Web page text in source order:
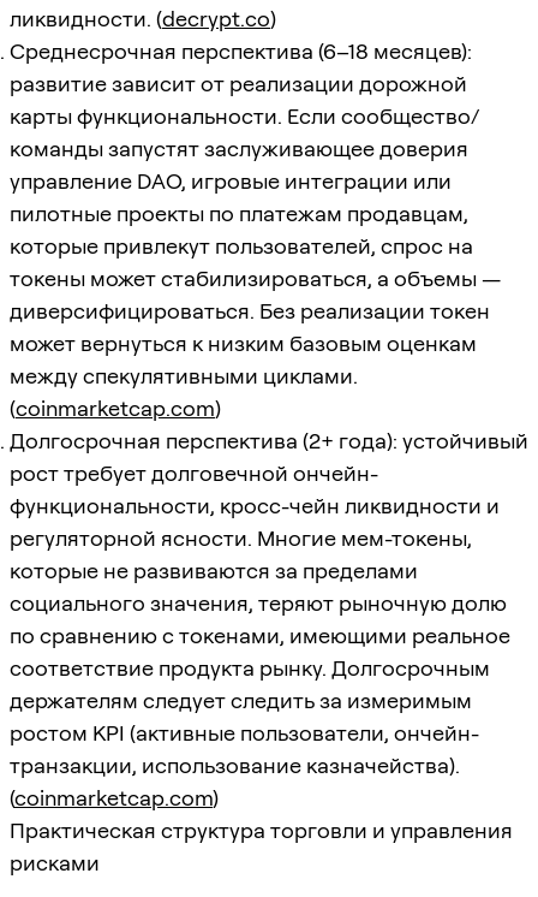
ликвидности. (decrypt.co)
Среднесрочная перспектива (6–18 месяцев):
развитие зависит от реализации дорожной
карты функциональности. Если сообщество/
команды запустят заслуживающее доверия
управление DAO, игровые интеграции или
пилотные проекты по платежам продавцам,
которые привлекут пользователей, спрос на
токены может стабилизироваться, а объемы —
диверсифицироваться. Без реализации токен
может вернуться к низким базовым оценкам
между спекулятивными циклами.
(coinmarketcap.com)
Долгосрочная перспектива (2+ года): устойчивый
рост требует долговечной ончейн-
функциональности, кросс-чейн ликвидности и
регуляторной ясности. Многие мем-токены,
которые не развиваются за пределами
социального значения, теряют рыночную долю
по сравнению с токенами, имеющими реальное
соответствие продукта рынку. Долгосрочным
держателям следует следить за измеримым
ростом KPI (активные пользователи, ончейн-
транзакции, использование казначейства).
(coinmarketcap.com)
Практическая структура торговли и управления
рисками